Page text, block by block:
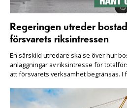
Regeringen utreder
försvarets riksintressen
En särskild utredare ska se över hur
anläggningar av riksintresse för
att försvarets verksamhet begränsas.